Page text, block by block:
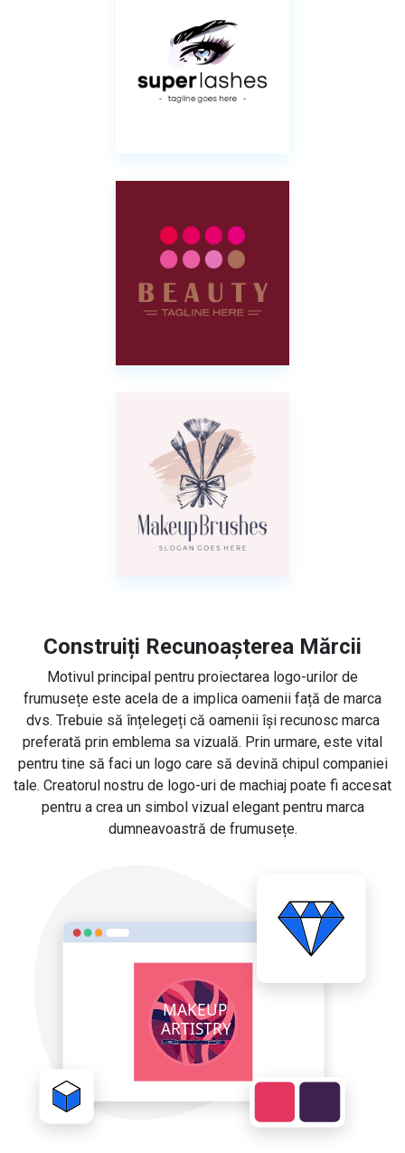
Construiți Recunoașterea Mărcii
Motivul principal pentru proiectarea logo-urilor de
frumusețe este acela de a implica oamenii față de marca
dvs. Trebuie să înțelegeți că oamenii își recunosc marca
preferată prin emblema sa vizuală. Prin urmare, este vital
pentru tine să faci un logo care să devină chipul companiei
tale. Creatorul nostru de logo-uri de machiaj poate fi accesat
pentru a crea un simbol vizual elegant pentru marca
dumneavoastră de frumusețe.